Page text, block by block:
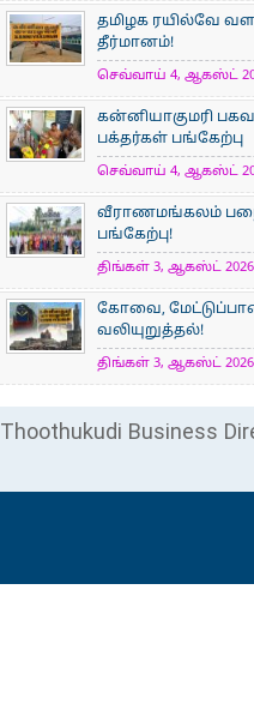
தமிழக ரயில்வே
தீர்மானம்!
செவ்வாய் 4, ஆகஸ்ட்
கன்னியாகுமரி
பக்தர்கள் பங்கேற்பு
செவ்வாய் 4, ஆகஸ்ட் 2026
வீராணமங்கலம்
பங்கேற்பு!
திங்கள் 3, ஆகஸ்ட் 2026
கோவை,
வலியுறுத்தல்!
திங்கள் 3, ஆகஸ்ட் 2026
Thoothukudi Business